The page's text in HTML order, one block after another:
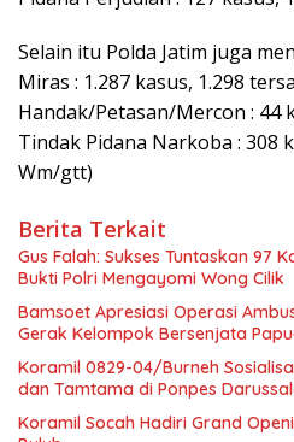
Selain itu Polda Jatim juga
Miras : 1.287 kasus, 1.298
Handak/Petasan/Mercon : 44
Tindak Pidana Narkoba : 308
Wm/gtt)
Berita Terkait
Gus Falah: Sukses Tuntaskan 97
Bukti Polri Mengayomi Wong Cilik
Bamsoet Apresiasi Operasi
Gerak Kelompok Bersenjata
Koramil 0829-04/Burneh
dan Tamtama di Ponpes
Koramil Socah Hadiri Grand